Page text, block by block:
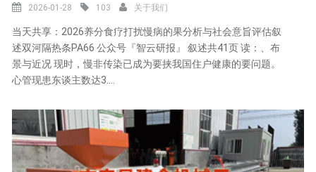
2026-01-28 103 关于我们
当天共享：2026养分食疗打扰慢病的果分析与社会意旨评估叙
述双河隔热条PA66 公众号『智云研报』 叙述共41页 读：、布
景与近况 现时，慢非传染已成为要挟我国住户健康的要问题。
心管现患东谈主数达3....